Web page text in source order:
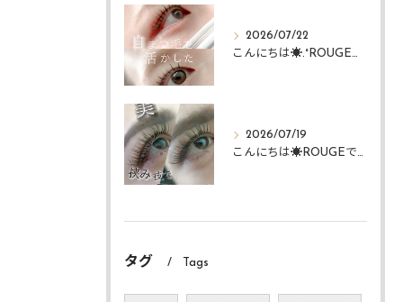
2026/07/22
こんにちは☀️.°ROUGEですᴗ ᴗ͈
2026/07/19
こんにちは☀️ROUGEですᴗ ᴗ͈
タグ Tags